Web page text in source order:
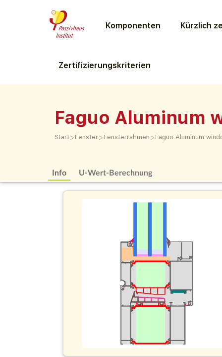
Komponenten Kürzlich
Zertifizierungs­kriterien
Faguo Aluminum
Start> Fenster> Fensterrahmen > Faguo Aluminum
Info U-Wert-Berechnung